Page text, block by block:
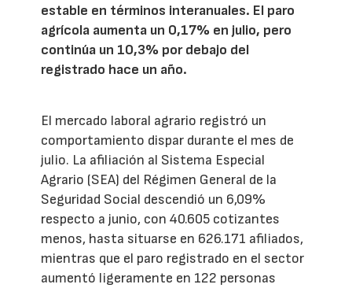
estable en términos interanuales. El paro
agrícola aumenta un 0,17% en julio, pero
continúa un 10,3% por debajo del
registrado hace un año.
El mercado laboral agrario registró un
comportamiento dispar durante el mes de
julio. La afiliación al Sistema Especial
Agrario (SEA) del Régimen General de la
Seguridad Social descendió un 6,09%
respecto a junio, con 40.605 cotizantes
menos, hasta situarse en 626.171 afiliados,
mientras que el paro registrado en el sector
aumentó ligeramente en 122 personas